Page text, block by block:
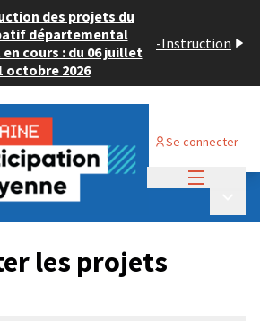
des projets du
départemental
en cours : du 06 juillet
octobre 2026
-Instruction
Se connecter
2024
déposés
les projets